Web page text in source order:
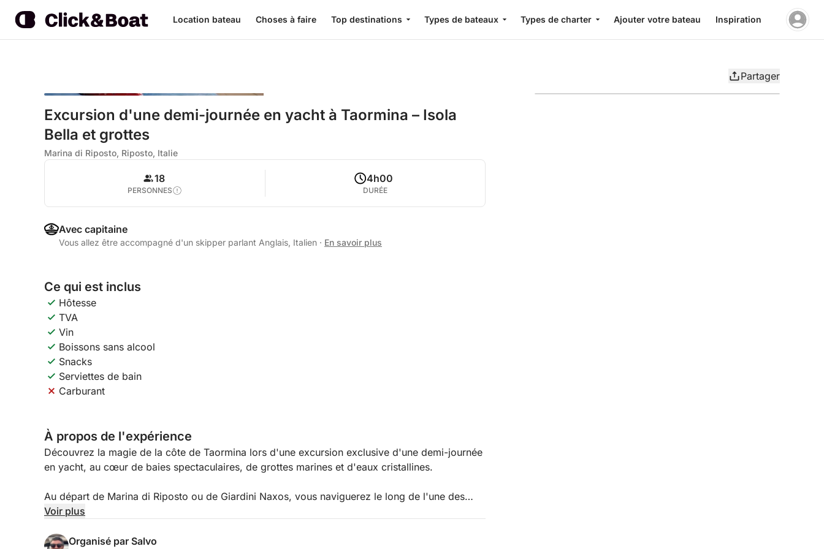
Location bateau Choses à faire Top destinations Types de bateaux Types de charter Ajouter votre bateau Inspiration
Partager
Excursion d'une demi-journée en yacht à Taormina – Isola
Bella et grottes
Marina di Riposto, Riposto, Italie
18
PERSONNES
4h00
DURÉE
Avec capitaine
Vous allez être accompagné d'un skipper parlant Anglais, Italien · En savoir plus
Ce qui est inclus
Hôtesse
TVA
Vin
Boissons sans alcool
Snacks
Serviettes de bain
Carburant
À propos de l'expérience
Découvrez la magie de la côte de Taormina lors d'une excursion exclusive d'une demi-journée
en yacht, au cœur de baies spectaculaires, de grottes marines et d'eaux cristallines.
Au départ de Marina di Riposto ou de Giardini Naxos, vous naviguerez le long de l'une des
plus belles portions de côtes de Sicile, où nature, mer et paysages emblématiques se
le Cap Taormina et les fascinantes grottes marines, dont la Grotta dell'Amore et la Grotte
Voir plus
Organisé par Salvo